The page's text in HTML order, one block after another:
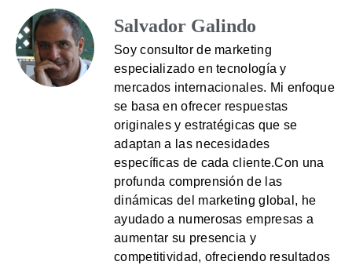
Salvador Galindo
Soy consultor de marketing
especializado en tecnología y
mercados internacionales. Mi enfoque
se basa en ofrecer respuestas
originales y estratégicas que se
adaptan a las necesidades
específicas de cada cliente.Con una
profunda comprensión de las
dinámicas del marketing global, he
ayudado a numerosas empresas a
aumentar su presencia y
competitividad, ofreciendo resultados